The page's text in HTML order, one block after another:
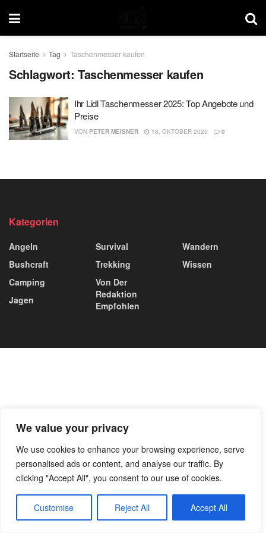
We value your privacy
We use cookies to enhance your browsing experience, serve
personalised ads or content, and analyse our traffic. By
clicking "Accept All", you consent to our use of cookies.
Customise Reject All Accept All
Startseite Tag Taschenmesser kaufen
Schlagwort:Taschenmesser kaufen
Ihr Lidl Taschenmesser 2025: Top Angebote und
Preise
VON PETER MEISNER 18. OKTOBER 2025 0
Kategorien
Angeln
Bushcraft
Camping
Jagen
Survival
Trekking
Von Der
Redaktion
Empfohlen
Wandern
Wissen